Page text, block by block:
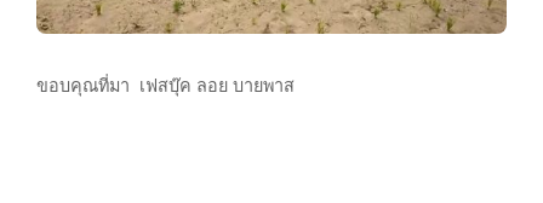
ขอบคุณที่มา เฟสบุ๊ค ลอย บายพาส